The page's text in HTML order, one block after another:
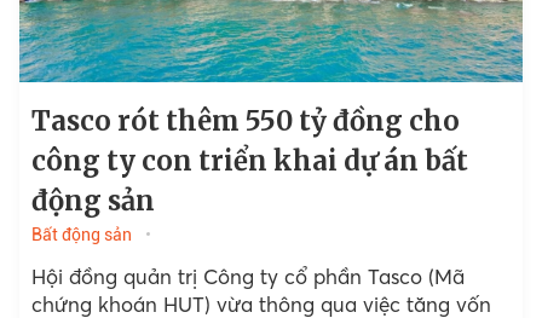
Tasco rót thêm 550 tỷ đồng cho
công ty con triển khai dự án bất
động sản
Bất động sản
Hội đồng quản trị Công ty cổ phần Tasco (Mã
chứng khoán HUT) vừa thông qua việc tăng vốn